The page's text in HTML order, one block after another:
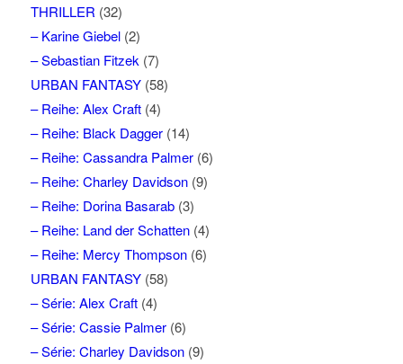
THRILLER (32)
– Karine Giebel(2)
– Sebastian Fitzek (7)
URBAN FANTASY(58)
– Reihe: Alex Craft(4)
– Reihe: Black Dagger(14)
– Reihe: Cassandra Palmer(6)
– Reihe: Charley Davidson(9)
– Reihe: Dorina Basarab(3)
– Reihe: Land der Schatten(4)
– Reihe: Mercy Thompson(6)
URBAN FANTASY(58)
– Série: Alex Craft(4)
– Série: Cassie Palmer(6)
– Série: Charley Davidson(9)